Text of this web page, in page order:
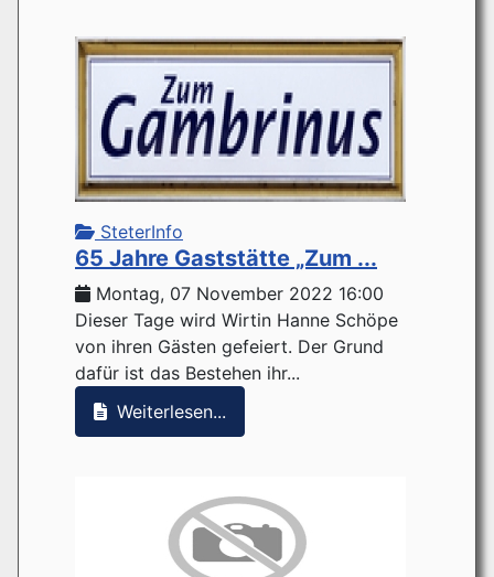
SteterInfo
65 Jahre Gaststätte „Zum ...
Montag, 07 November 2022 16:00
Dieser Tage wird Wirtin Hanne Schöpe
von ihren Gästen gefeiert. Der Grund
dafür ist das Bestehen ihr...
Weiterlesen...